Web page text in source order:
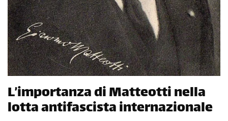
L’importanza di Matteotti nella
lotta antifascista internazionale